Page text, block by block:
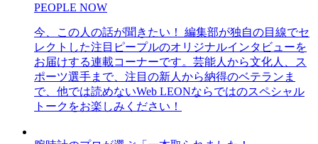
PEOPLE NOW
今、この人の話が聞きたい！ 編集部が独自の目線でセ
レクトした注目ピープルのオリジナルインタビューを
お届けする連載コーナーです。芸能人から文化人、ス
ポーツ選手まで、注目の新人から納得のベテランま
で、他では読めないWeb LEONならではのスペシャル
トークをお楽しみください！